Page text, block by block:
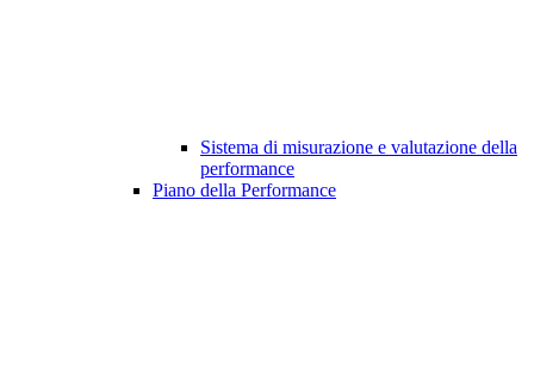
Sistema di misurazione e valutazione della
performance
Piano della Performance